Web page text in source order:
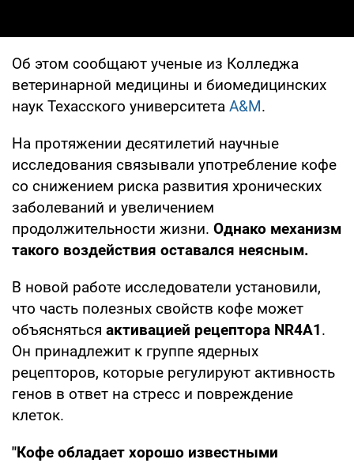
Об этом сообщают ученые из Колледжа
ветеринарной медицины и биомедицинских
наук Техасского университета A&M.
На протяжении десятилетий научные
исследования связывали употребление кофе
со снижением риска развития хронических
заболеваний и увеличением
продолжительности жизни. Однако механизм
такого воздействия оставался неясным.
В новой работе исследователи установили,
что часть полезных свойств кофе может
объясняться активацией рецептора NR4A1.
Он принадлежит к группе ядерных
рецепторов, которые регулируют активность
генов в ответ на стресс и повреждение
клеток.
"Кофе обладает хорошо известными